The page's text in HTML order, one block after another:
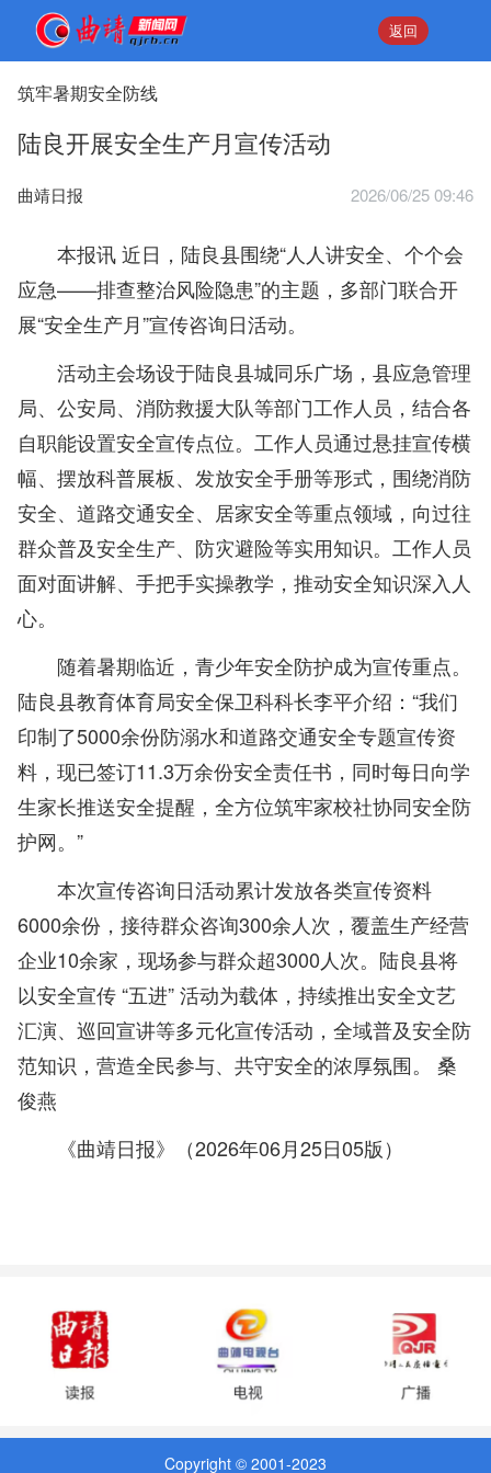
返回
筑牢暑期安全防线
陆良开展安全生产月宣传活动
曲靖日报 2026/06/25 09:46
本报讯 近日，陆良县围绕“人人讲安全、个个会
应急——排查整治风险隐患”的主题，多部门联合开
展“安全生产月”宣传咨询日活动。
活动主会场设于陆良县城同乐广场，县应急管理
局、公安局、消防救援大队等部门工作人员，结合各
自职能设置安全宣传点位。工作人员通过悬挂宣传横
幅、摆放科普展板、发放安全手册等形式，围绕消防
安全、道路交通安全、居家安全等重点领域，向过往
群众普及安全生产、防灾避险等实用知识。工作人员
面对面讲解、手把手实操教学，推动安全知识深入人
心。
随着暑期临近，青少年安全防护成为宣传重点。
陆良县教育体育局安全保卫科科长李平介绍：“我们
印制了5000余份防溺水和道路交通安全专题宣传资
料，现已签订11.3万余份安全责任书，同时每日向学
生家长推送安全提醒，全方位筑牢家校社协同安全防
护网。”
本次宣传咨询日活动累计发放各类宣传资料
6000余份，接待群众咨询300余人次，覆盖生产经营
企业10余家，现场参与群众超3000人次。陆良县将
以安全宣传 “五进” 活动为载体，持续推出安全文艺
汇演、巡回宣讲等多元化宣传活动，全域普及安全防
范知识，营造全民参与、共守安全的浓厚氛围。 桑
俊燕
《曲靖日报》（2026年06月25日05版）
Copyright © 2001-2023